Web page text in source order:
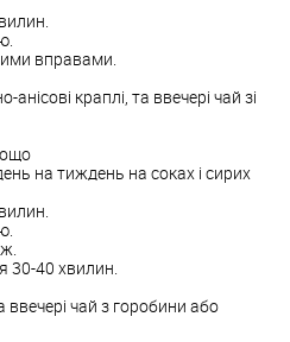
вправами.
краплі, та ввечері чай зі
на тиждень на соках і сирих
30-40 хвилин.
ввечері чай з горобини або